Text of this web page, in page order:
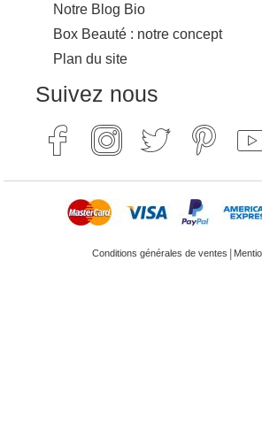
Notre Blog Bio
Box Beauté : notre concept
Plan du site
Suivez nous
Conditions générales de ventes |